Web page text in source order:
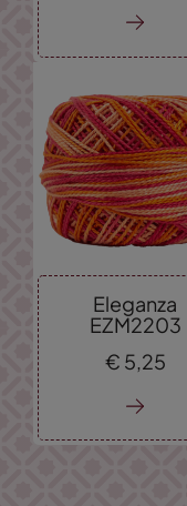
Eleganza
EZM2203
€ 5,25